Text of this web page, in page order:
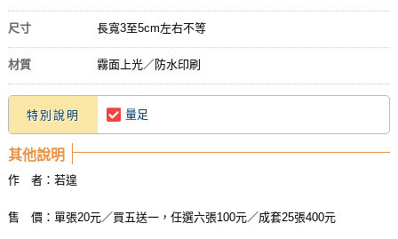
尺寸 長寬3至5cm左右不等
材質 霧面上光／防水印刷
特別說明 量足
其他說明
作 者：若遑
售 價：單張20元／買五送一，任選六張100元／成套25張400元